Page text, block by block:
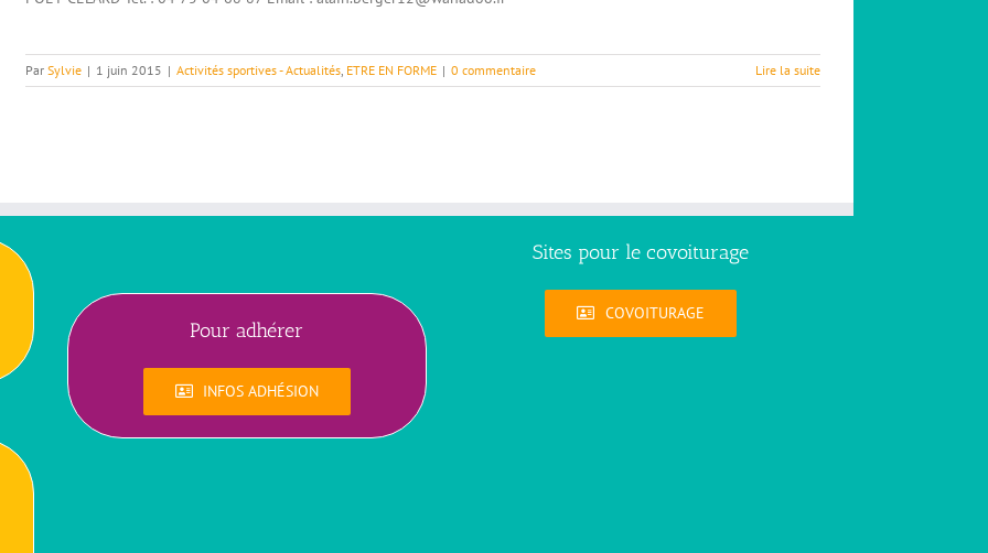
ParSylvie | 1 juin 2015 | Activités sportives - Actualités ETRE EN FORME | 0 commentaire Lire la suite
Pour adhérer
INFOS ADHÉSION
Sites pour le covoiturage
COVOITURAGE